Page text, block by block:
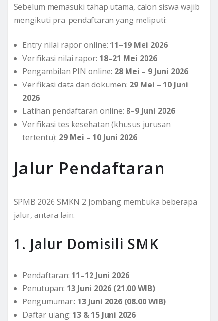
Sebelum memasuki tahap utama, calon siswa wajib
mengikuti pra-pendaftaran yang meliputi:
Entry nilai rapor online: 11–19 Mei 2026
Verifikasi nilai rapor: 18–21 Mei 2026
Pengambilan PIN online: 28 Mei – 9 Juni 2026
Verifikasi data dan dokumen: 29 Mei – 10 Juni
2026
Latihan pendaftaran online: 8–9 Juni 2026
Verifikasi tes kesehatan (khusus jurusan
tertentu): 29 Mei – 10 Juni 2026
Jalur Pendaftaran
SPMB 2026 SMKN 2 Jombang membuka beberapa
jalur, antara lain:
1. Jalur Domisili SMK
Pendaftaran: 11–12 Juni 2026
Penutupan: 13 Juni 2026 (21.00 WIB)
Pengumuman: 13 Juni 2026 (08.00 WIB)
Daftar ulang: 13 & 15 Juni 2026